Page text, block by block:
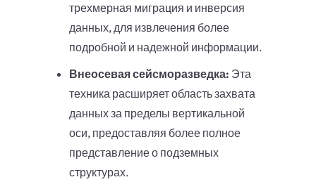
трехмерная миграция и инверсия
данных, для извлечения более
подробной и надежной информации.
Внеосевая сейсморазведка: Эта
техника расширяет область захвата
данных за пределы вертикальной
оси, предоставляя более полное
представление о подземных
структурах.